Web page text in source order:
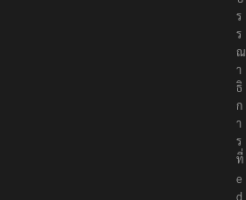
ร
ร
ณ
า
ธิ
ก
า
ร
ที่
e
d